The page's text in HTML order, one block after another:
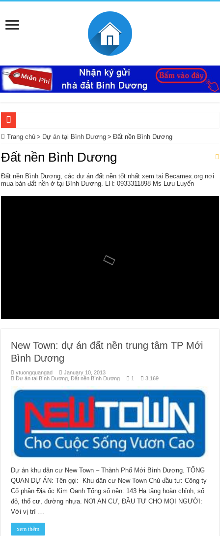
Ký Gửi Đất Bình Dương Miễn Phí giúp mua bán nhanh
Ký gửi đất Mỹ Phước 3 miễn phí bao lo mọi thủ tục giấy tờ trọn gói
Nhà Ecolakes cho thuê, nhà hoàn thiện mới đẹp tại Mỹ Phước Bình Dương
Trang chủ > Dự án tại Bình Dương > Đất nền Bình Dương
Đất nền Bình Dương
Đất nền Bình Dương, các dự án đất nền tốt nhất xem tại Becamex.org nơi
mua bán đất nền ở tại Bình Dương. LH: 0933311898 Ms Lưu Luyến
New Town: dự án đất nền trung tâm TP Mới
Bình Dương
ytuongquangad
January 10, 2013
Dự án tại Bình Dương ,Đất nền Bình Dương 1 3,169
Dự án khu dân cư New Town – Thành Phố Mới Bình Dương. TỔNG
QUAN DỰ ÁN: Tên gọi: Khu dân cư New Town Chủ đầu tư: Công ty
Cổ phần Địa ốc Kim Oanh Tổng số nền: 143 Hạ tầng hoàn chỉnh, sổ
đỏ, thổ cư, đường nhựa. NƠI AN CƯ, ĐẦU TƯ CHO MỌI NGƯỜI:
Với vị trí …
xem thêm